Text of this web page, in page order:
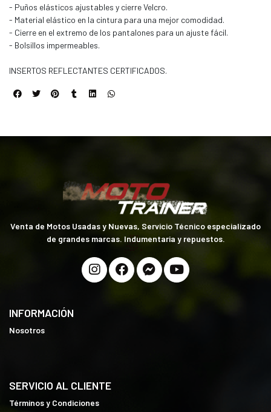
- Puños elásticos ajustables y cierre Velcro.
- Material elástico en la cintura para una mejor comodidad.
- Cierre en el extremo de los pantalones para un ajuste fácil.
- Bolsillos impermeables.
INSERTOS REFLECTANTES CERTIFICADOS.
Venta de Motos Usadas y Nuevas, Servicio Técnico especializado
de grandes marcas. Indumentaria y repuestos.
INFORMACIÓN
Nosotros
SERVICIO AL CLIENTE
Términos y Condiciones